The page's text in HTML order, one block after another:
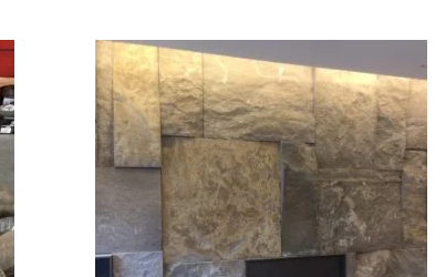
2017/12/19-觀音山石皮~TV牆
石皮
查看內容